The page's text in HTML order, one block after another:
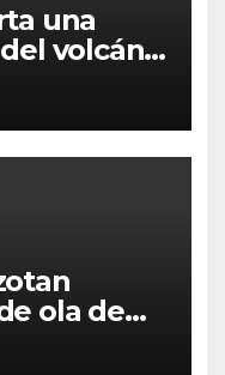
volcán
ola de